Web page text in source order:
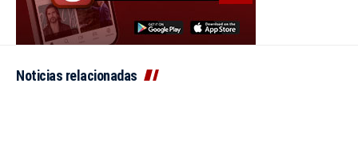
Noticias relacionadas